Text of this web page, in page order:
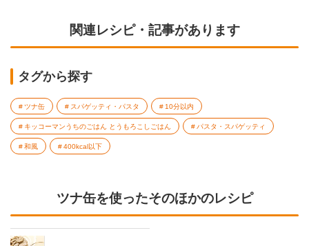
関連レシピ・記事があります
タグから探す
ツナ缶 スパゲッティ・パスタ 10分以内
キッコーマンうちのごはん とうもろこしごはん パスタ・スパゲッティ
和風 400kcal以下
ツナ缶を使ったそのほかのレシピ